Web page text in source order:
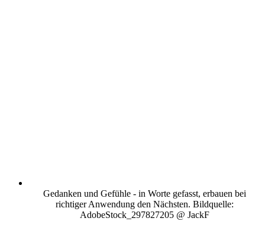
Gedanken und Gefühle - in Worte gefasst, erbauen bei
richtiger Anwendung den Nächsten. Bildquelle:
AdobeStock_297827205 @ JackF